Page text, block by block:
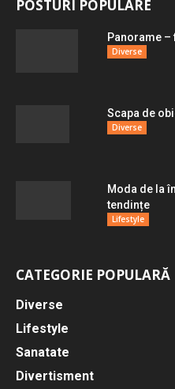
POSTURI POPULARE
Panorame
Diverse
Scapa de
Diverse
Moda de la
tendințe
Lifestyle
CATEGORIE POPULARĂ
Diverse
Lifestyle
Sanatate
Divertisment